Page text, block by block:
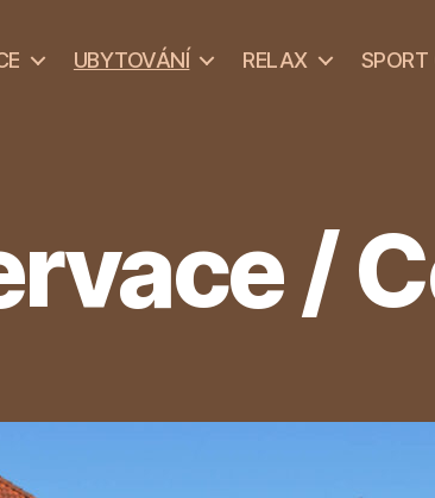
UBYTOVÁNÍ RELAX SPORT
/